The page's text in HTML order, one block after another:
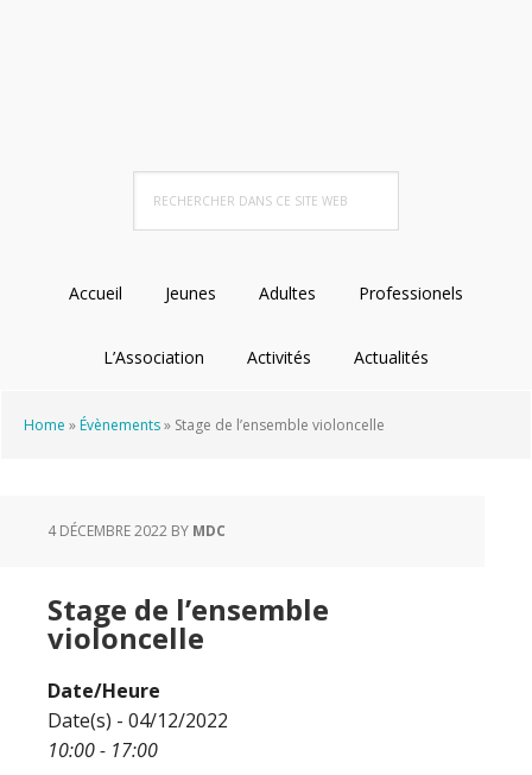
dans
Web
Accueil Jeunes Adultes Professionels
L’Association Activités Actualités
Home » Évènements» Stage de l’ensemble violoncelle
4 DÉCEMBRE 2022 BY MDC
Stage de l’ensemble
violoncelle
Date/Heure
Date(s) - 04/12/2022
10:00 - 17:00